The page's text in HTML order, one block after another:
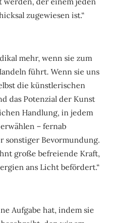
zugewiesen ist.“
mehr, wenn sie zum
führt. Wenn sie uns
die künstlerischen
das Potenzial der Kunst
Handlung, in jedem
– fernab
sonstiger Bevormundung.
große befreiende Kraft,
ans Licht befördert.“
Aufgabe hat, indem sie